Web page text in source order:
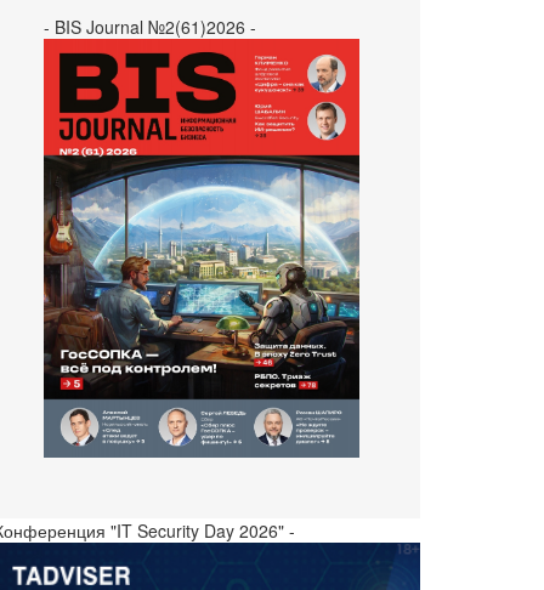
- BIS Journal №2(61)2026 -
"IT Security Day 2026" -